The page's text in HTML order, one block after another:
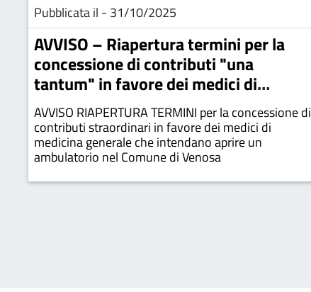
Pubblicata il - 31/10/2025
AVVISO – Riapertura termini per la
concessione di contributi "una
tantum" in favore dei medici di
medicina generale
AVVISO RIAPERTURA TERMINI per la concessione di
contributi straordinari in favore dei medici di
medicina generale che intendano aprire un
ambulatorio nel Comune di Venosa